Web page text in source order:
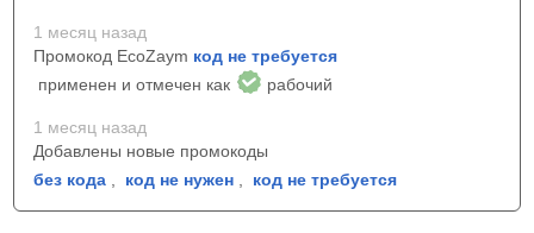
1 месяц назад
Промокод EcoZaym код не требуется
применен и отмечен как
рабочий
1 месяц назад
Добавлены новые промокоды
без кода
код не нужен код не требуется